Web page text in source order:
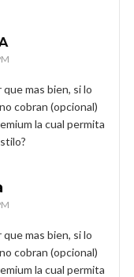
mas bien, si lo
cobran (opcional)
la cual permita
mas bien, si lo
cobran (opcional)
la cual permita